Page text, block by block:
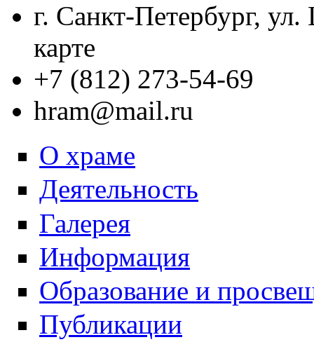
г. Санкт-Петербург,
карте
+7 (812) 273-54-69
hram@mail.ru
О храме
Деятельность
Галерея
Информация
Образование и
Публикации